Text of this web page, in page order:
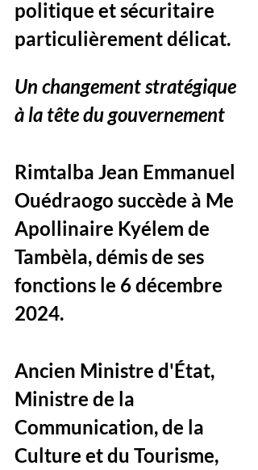
politique et sécuritaire
particulièrement délicat.
Un changement stratégique
à la tête du gouvernement
Rimtalba Jean Emmanuel
Ouédraogo succède à Me
Apollinaire Kyélem de
Tambèla, démis de ses
fonctions le 6 décembre
2024.
Ancien Ministre d'État,
Ministre de la
Communication, de la
Culture et du Tourisme,